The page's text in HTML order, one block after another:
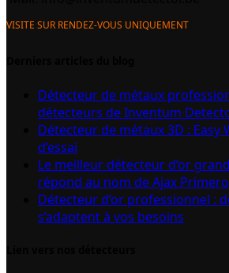
VISITE SUR RENDEZ-VOUS UNIQUEMENT
Détecteur de métaux
détecteurs de Inventum
Détecteur de métaux 3D : Easy
d’essai
Le meilleur détecteur d’or
répond au nom de Ajax Primero
Détecteur d’or professionnel :
s’adaptent à vos besoins